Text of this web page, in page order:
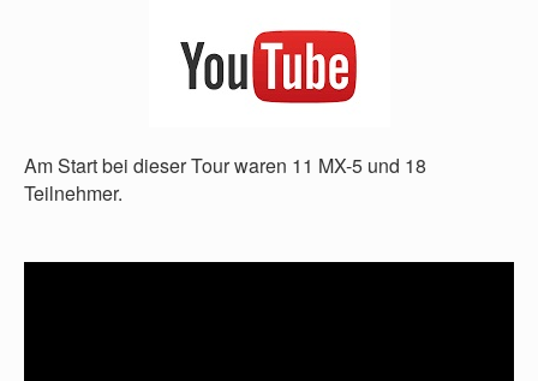
Am Start bei dieser Tour waren 11 MX-5 und 18
Teilnehmer.